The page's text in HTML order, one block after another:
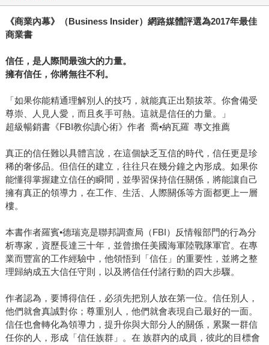
《商業內幕》（Business Insider）網路媒體評選為2017年最佳
商業書
信任，是人際間最強大的力量。
擁有信任，你將無往不利。
「如果你能精通理解別人的技巧，就能真正出類拔萃。你會備受
尊崇、人見人愛，而且炙手可熱。這就是信任的力量。」
超級暢銷書《FBI教你讀心術》作者 喬•納瓦羅 專文推薦
真正的信任難以具體言說，在這個缺乏互信的時代，信任更是珍
稀的奢侈品。但信任的建立，往往只在幾分鐘之內形成。如果你
能懂得掌握建立信任的瞬間，並學習保持信任關係，將能讓自己
擁有真正的領導力，在工作、生活、人際關係等方面都更上一層
樓。
本書作者羅賓•德瑞克是聯邦調查局（FBI）反情報部門的行為分
析專家，資歷長達三十年，並曾擔任美國海軍陸戰隊軍官。在專
業而豐富的工作經驗中，他領悟到「信任」的重要性，並將之整
理歸納成五大信任守則，以及將信任付諸行動的四大步驟。
作者認為，要博得信任，必須先把別人放在第一位。信任別人，
他們就會真誠對你；尊重別人，他們就會表現自己最好的一面。
信任也會轉化為領導力，提升你與大部分人的關係，累聚一群信
任你的人，形成「信任族群」。在 族群內的成員，彼此的目標會